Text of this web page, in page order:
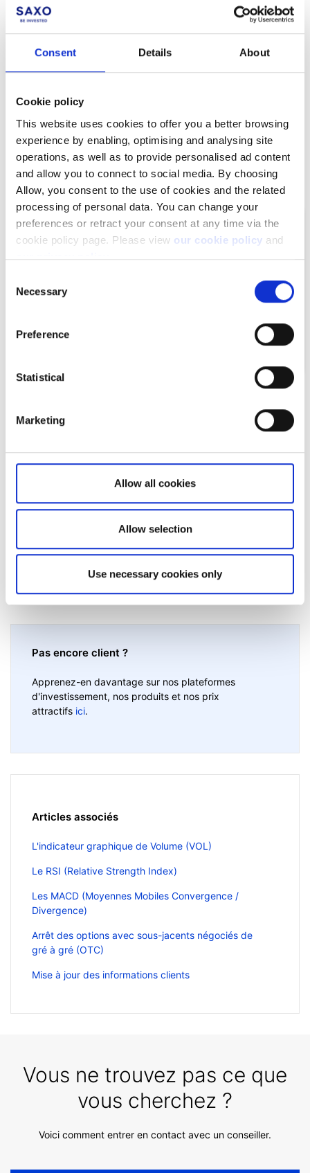
Consent Details About
Cookie policy
This website uses cookies to offer you a better browsing
experience by enabling, optimising and analysing site
operations, as well as to provide personalised ad content
and allow you to connect to social media. By choosing
Allow, you consent to the use of cookies and the related
processing of personal data. You can change your
preferences or retract your consent at any time via the
cookie policy page. Please view our cookie policy and
our privacy policy.
Selection
Necessary
Preference
Statistical
Marketing
Allow all cookies
Allow selection
Use necessary cookies only
Pour cet indicateur, nous effectuons trois calculs afin d'obtenir
Ligne intermédiaire :
Ligne inférieure :Moyenne Mobile Simple (20 périodes) -
[écart type (20 périodes) x 2]
Les bandes de Bollinger visuellement
FacebookLinkedIn
Cet article vous a-t-il été utile ?
Pas encore client ?
Apprenez-en davantage sur nos plateformes
d'investissement, nos produits et nos prix
attractifs ici.
Articles associés
L'indicateur graphique de Volume (VOL)
Le RSI (Relative Strength Index)
Les MACD (Moyennes Mobiles Convergence /
Divergence)
Arrêt des options avec sous-jacents négociés de
gré à gré (OTC)
Mise à jour des informations clients
Vous ne trouvez pas ce que
vous cherchez ?
Voici comment entrer en contact avec un conseiller.